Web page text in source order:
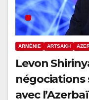
ARMÉNIE ARTSAKH
Levon
négociations
avec